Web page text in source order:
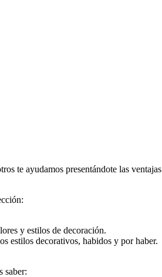
te ayudamos presentándote las
y estilos de decoración.
estilos decorativos, habidos y por haber.
saber: